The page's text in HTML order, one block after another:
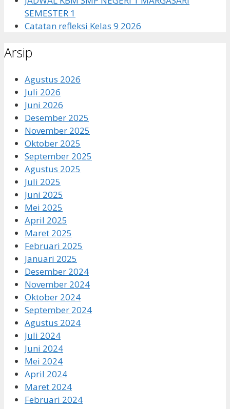
SEMESTER 1
Catatan refleksi Kelas 9 2026
Arsip
Agustus 2026
Juli 2026
Juni 2026
Desember 2025
November 2025
Oktober 2025
September 2025
Agustus 2025
Juli 2025
Juni 2025
Mei 2025
April 2025
Maret 2025
Februari 2025
Januari 2025
Desember 2024
November 2024
Oktober 2024
September 2024
Agustus 2024
Juli 2024
Juni 2024
Mei 2024
April 2024
Maret 2024
Februari 2024